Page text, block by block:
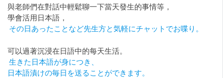
與老師們在對話中輕鬆聊一下當天發生的事情等，
學會活用日本語，
その日あったことなど先生方と気軽にチャットでお喋り。
可以過著沉浸在日語中的每天生活。
生きた日本語が身につき、
日本語漬けの毎日を送ることができます。